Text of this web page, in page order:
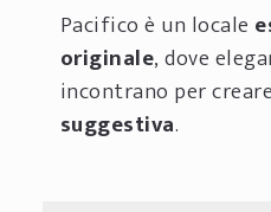
Pacifico è un locale
originale, dove
incontrano per
suggestiva.